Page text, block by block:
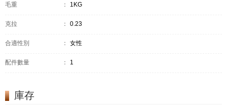
毛重 ： 1KG
克拉 ： 0.23
合適性別 ： 女性
配件數量 ： 1
庫存